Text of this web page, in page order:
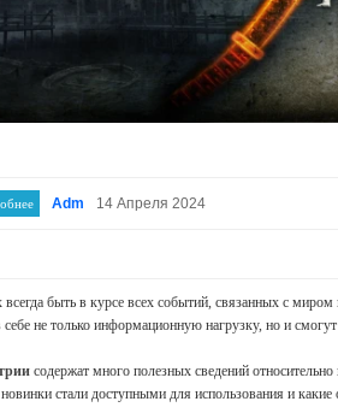
Adm 14 Апреля 2024
быть в курсе всех событий, связанных с
себе не только информационную нагрузку, но и
содержат много полезных сведений
новинки стали доступными для использования и